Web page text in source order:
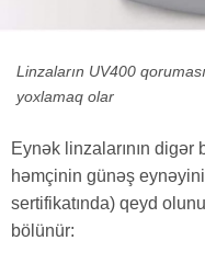
Linzaların UV400
yoxlamaq olar
Eynək linzalarının digər
həmçinin günəş
sertifikatında) qeyd
bölünür: